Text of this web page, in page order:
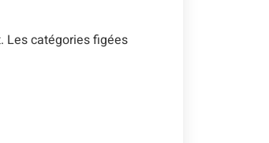
Les catégories figées